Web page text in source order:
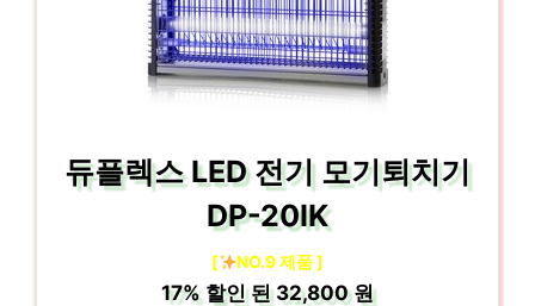
듀플렉스 LED 전기 모기퇴치기
DP-20IK
[ NO.9 제품 ]
17%할인 된32,800 원